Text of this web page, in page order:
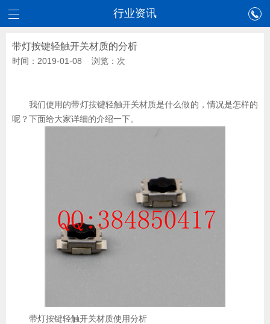
行业资讯
带灯按键轻触开关材质的分析
时间：2019-01-08 浏览： 次
我们使用的带灯按键轻触开关材质是什么做的，情况是怎样的
呢？下面给大家详细的介绍一下。
带灯按键轻触开关材质使用分析